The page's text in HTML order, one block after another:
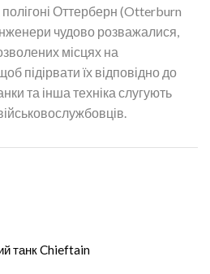
Оттерберн (Otterburn
чудово розважалися,
місцях на
підірвати їх відповідно до
та інша техніка слугують
танк Chieftain